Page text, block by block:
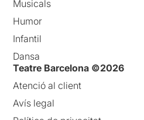
Musicals
Humor
Infantil
Dansa
Teatre Barcelona ©2026
Atenció al client
Avís legal